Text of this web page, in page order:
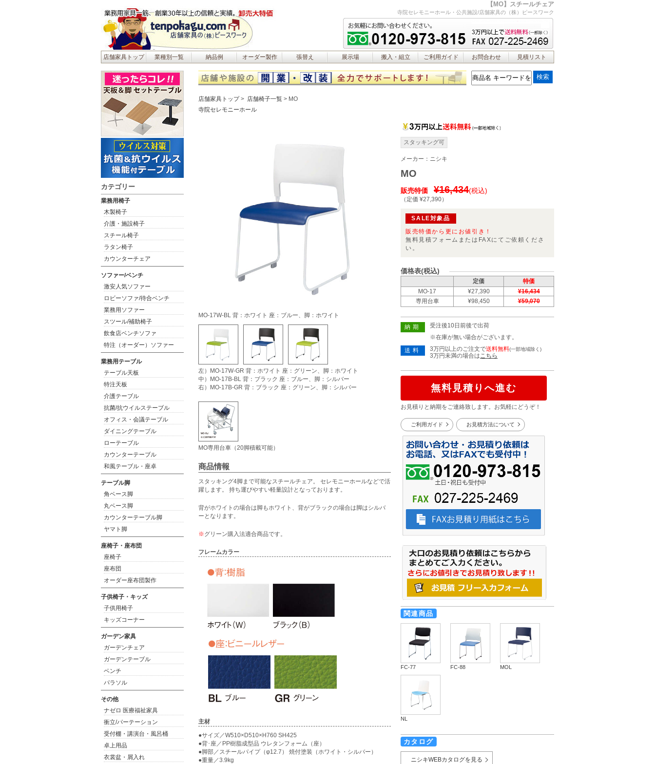
【MO】スチールチェア
寺院セレモニーホール・公共施設/店舗家具の（株）ピースワーク
店舗家具トップ 業種別一覧 納品例 オーダー製作 張替え 展示場 搬入・組立 ご利用ガイド お問合わせ 見積リスト
店舗家具トップ 店舗椅子一覧
MO
寺院セレモニーホール
MO-17W-BL 背：ホワイト 座：ブルー、脚：ホワイト
左）MO-17W-GR 背：ホワイト 座：グリーン、脚：ホワイト
中）MO-17B-BL 背：ブラック 座：ブルー、脚：シルバー
右）MO-17B-GR 背：ブラック 座：グリーン、脚：シルバー
MO専用台車（20脚積載可能）
商品情報
スタッキング4脚まで可能なスチールチェア。 セレモニーホールなどで活
躍します。 持ち運びやすい軽量設計となっております。
背がホワイトの場合は脚もホワイト、背がブラックの場合は脚はシルバ
ーとなります。
※グリーン購入法適合商品です。
フレームカラー
主材
●サイズ／W510×D510×H760 SH425
●背･座／PP樹脂成型品 ウレタンフォーム（座）
●脚部／スチールパイプ（φ12.7） 焼付塗装（ホワイト・シルバー）
●重量／3.9kg
スタッキング可
メーカー： ニシキ
MO
販売特価 ¥16,434(税込)
（定価 ¥27,390）
SALE対象品
販売特価から更にお値引き！
無料見積フォームまたはFAXにてご依頼くださ
い。
価格表(税込)
定価
特価
MO-17
¥27,390
¥16,434
専用台車
¥98,450 ¥59,070
納期
受注後10日前後で出荷
※在庫が無い場合がございます。
送料
3万円以上のご注文で送料無料(一部地域除く)
3万円未満の場合はこちら
無料見積りへ進む
お見積りと納期をご連絡致します。お気軽にどうぞ！
ご利用ガイド お見積方法について
関連商品
FC-77 FC-88 MOL
NL
カタログ
ニシキWEBカタログを見る
カテゴリー
業務用椅子
木製椅子
介護・施設椅子
スチール椅子
ラタン椅子
カウンターチェア
ソファー/ベンチ
激安人気ソファー
ロビーソファ/待合ベンチ
業務用ソファー
スツール/補助椅子
飲食店ベンチソファ
特注（オーダー）ソファー
業務用テーブル
テーブル天板
特注天板
介護テーブル
抗菌/抗ウイルステーブル
オフィス・会議テーブル
ダイニングテーブル
ローテーブル
カウンターテーブル
和風テーブル・座卓
テーブル脚
角ベース脚
丸ベース脚
カウンターテーブル脚
ヤマト脚
座椅子・座布団
座椅子
座布団
オーダー座布団製作
子供椅子・キッズ
子供用椅子
キッズコーナー
ガーデン家具
ガーデンチェア
ガーデンテーブル
ベンチ
パラソル
その他
ナゼロ 医療福祉家具
衝立/パーテーション
受付棚・講演台・風呂桶
卓上用品
衣裳盆・屑入れ